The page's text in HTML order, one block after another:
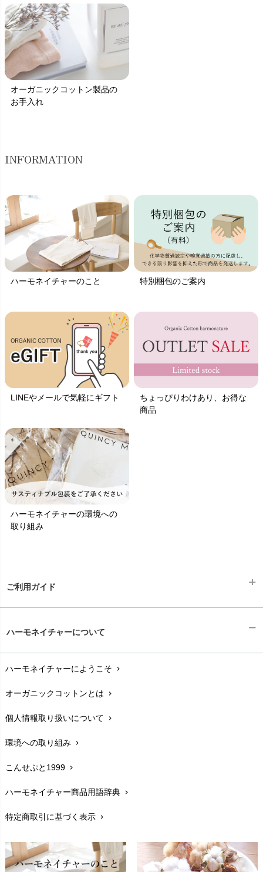
オーガニックコットン製品の
お手入れ
INFORMATION
ハーモネイチャーのこと 特別梱包のご案内
LINEやメールで気軽にギフト
ちょっぴりわけあり、お得な
商品
ハーモネイチャーの環境への
取り組み
ご利用ガイド
配送と送料chevron_right
在庫状況と発送予定chevron_right
サイズ・寸法chevron_right
生地・素材chevron_right
お手入れについて
レビューを書こうchevron_right
返品交換chevron_right
FAXでのご注文
chevron_right
ハーモネイチャーについて
ハーモネイチャーにようこそ chevron_right
オーガニックコットンとは chevron_right
個人情報取り扱いについて chevron_right
環境への取り組み chevron_right
こんせぷと1999 chevron_right
ハーモネイチャー商品用語辞典 chevron_right
特定商取引に基づく表示 chevron_right